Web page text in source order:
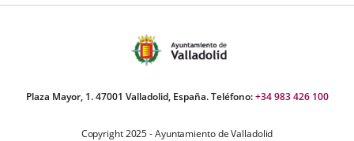
Plaza Mayor, 1. 47001 Valladolid, España. Teléfono:+34 983 426 100
Copyright 2025 - Ayuntamiento de Valladolid